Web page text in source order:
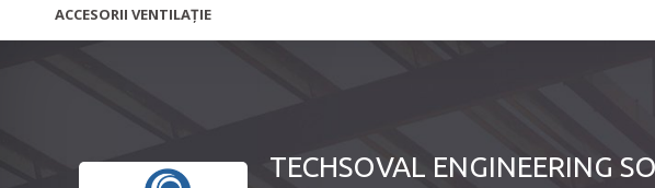
ACCESORII VENTILAȚIE
TECHSOVAL ENGINEERING